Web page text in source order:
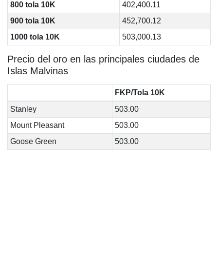
800 tola 10K
402,400.11
900 tola 10K
452,700.12
1000 tola 10K
503,000.13
Precio del oro en las principales ciudades de
Islas Malvinas
FKP/Tola 10K
Stanley
503.00
Mount Pleasant
503.00
Goose Green
503.00